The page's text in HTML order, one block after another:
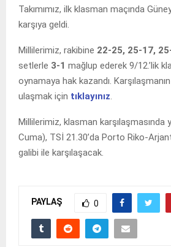
Takımımız, ilk klasman maçında
karşıya geldi.
Millilerimiz, rakibine 22-25, 25-17,
setlerle 3-1 mağlup ederek 9/12.’lik
oynamaya hak kazandı.
ulaşmak için tıklayınız
Millilerimiz, klasman karşılaşmasında
Cuma), TSİ 21.30’da Porto Riko-
galibi ile karşılaşacak.
PAYLAŞ 0